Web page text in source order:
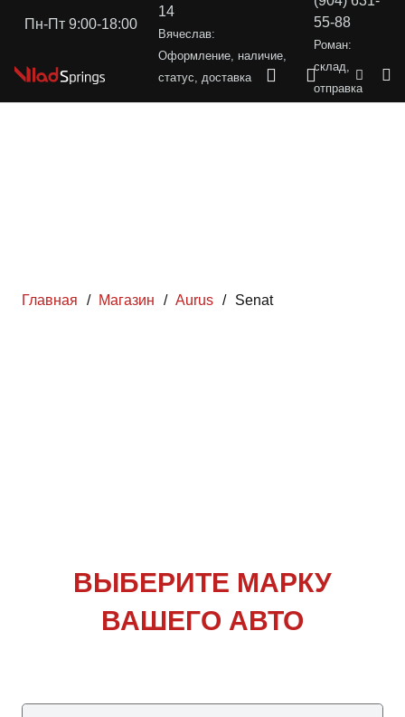
Пн-Пт 9:00-18:00
14
Вячеслав:
Оформление, наличие,
статус, доставка
55-88
Роман:
склад,
отправка
Главная / Магазин / Aurus / Senat
ВЫБЕРИТЕ МАРКУ
ВАШЕГО АВТО